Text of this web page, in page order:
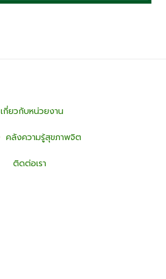
เกี่ยวกับหน่วยงาน
คลังความรู้สุขภาพจิต
ติดต่อเรา